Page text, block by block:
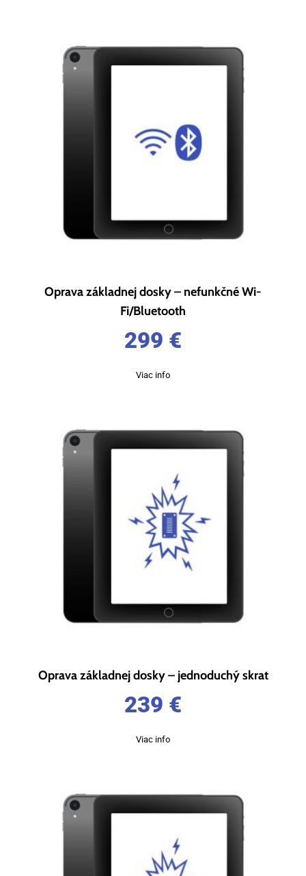
Oprava základnej dosky – nefunkčné Wi-
Fi/Bluetooth
299 €
Viac info
Oprava základnej dosky – jednoduchý skrat
239 €
Viac info